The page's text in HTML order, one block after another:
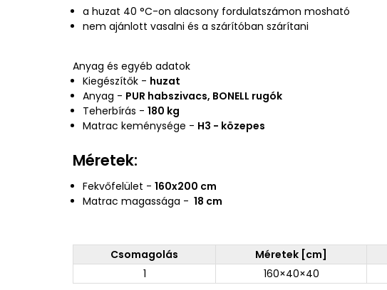
a huzat 40 °C-on alacsony fordulatszámon mosható
nem ajánlott vasalni és a szárítóban szárítani
Anyag és egyéb adatok
Kiegészítők - huzat
Anyag - PUR habszivacs, BONELL rugók
Teherbírás - 180 kg
Matrac keménysége - H3 - közepes
Méretek:
Fekvőfelület - 160x200 cm
Matrac magassága - 18 cm
Csomagolás Méretek [cm]
1
160×40×40